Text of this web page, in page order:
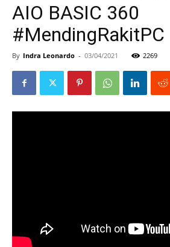
AIO BASIC 360
#MendingRakitPC
By Indra Leonardo - 03/04/2021 2269